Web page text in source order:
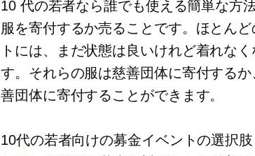
10 代の若者なら誰でも使える簡単な方
服を寄付するか売ることです。ほとん
トには、まだ状態は良いけれど着れな
す。それらの服は慈善団体に寄付する
善団体に寄付することができます。
10代の若者向けの募金イベントの選択